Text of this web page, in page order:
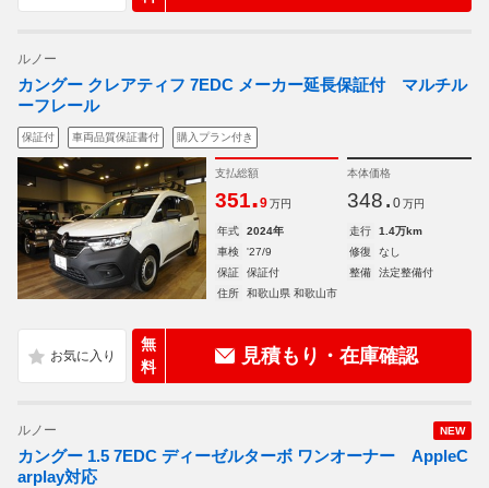
ルノー
カングー クレアティフ 7EDC メーカー延長保証付 マルチル
ーフレール
保証付 車両品質保証書付 購入プラン付き
支払総額
351.9 万円
本体価格
348. 0 万円
年式 2024年 走行
1.4万km
車検
'27/9 修復
なし
保証
保証付 整備
法定整備付
住所
和歌山県 和歌山市
無
料
見積もり・在庫確認
NEW
ルノー
カングー 1.5 7EDC ディーゼルターボ ワンオーナー AppleC
arplay対応